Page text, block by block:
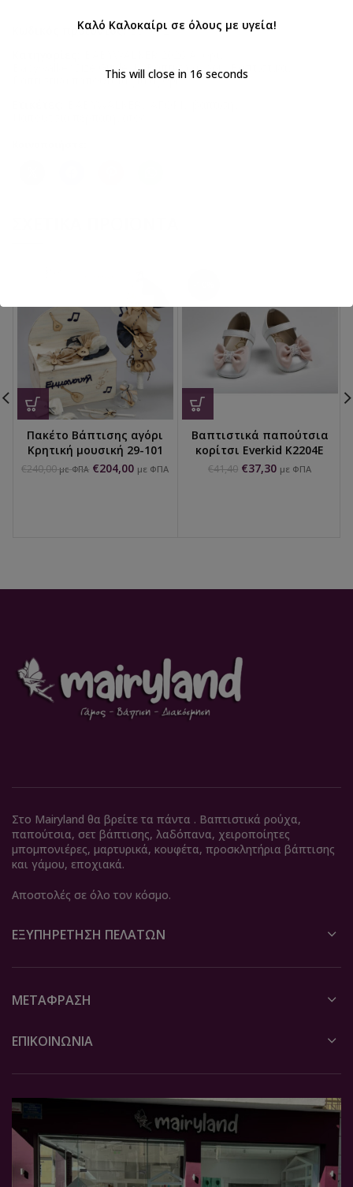
Κωδικός προϊόντος:BS3092
Babywalker Size Guide 4
, Βάπτιση αγόρι Βαπτιστικά
Βαπτιστικά παπούτσια για αγόρια
Πακέτο Βάπτισης αγόρι
Κρητική μουσική 29-101
€240,00 με ΦΠΑ €204,00 με ΦΠΑ
Βαπτιστικά παπούτσια
κορίτσι Everkid K2204Ε
€41,40 €37,30 με ΦΠΑ
Στο Mairyland θα βρείτε τα πάντα . Βαπτιστικά ρούχα,
παπούτσια, σετ βάπτισης, λαδόπανα, χειροποίητες
μπομπονιέρες, μαρτυρικά, κουφέτα, προσκλητήρια βάπτισης
και γάμου, εποχιακά.
Αποστολές σε όλο τον κόσμο.
ΕΞΥΠΗΡΈΤΗΣΗ ΠΕΛΑΤΏΝ
ΜΕΤΆΦΡΑΣΗ
ΕΠΙΚΟΙΝΩΝΙΑ
Καλό Καλοκαίρι σε όλους με υγεία!
This will close in 15 seconds